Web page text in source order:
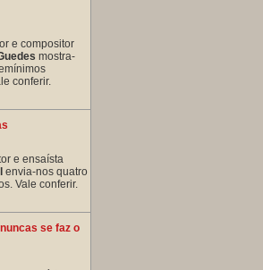
e compositor
mostra-
conferir.
e ensaísta
envia-nos quatro
Vale conferir.
se faz o